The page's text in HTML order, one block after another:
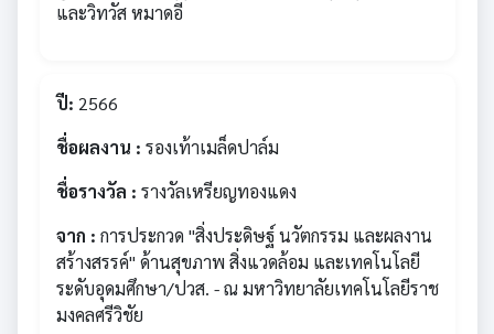
และวิทวัส หมาดอี
ปี: 2566
ชื่อผลงาน : รองเท้าเมล็ดปาล์ม
ชื่อรางวัล : รางวัลเหรียญทองแดง
จาก : การประกวด "สิ่งประดิษฐ์ นวัตกรรม และผลงาน
สร้างสรรค์" ด้านสุขภาพ สิ่งแวดล้อม และเทคโนโลยี
ระดับอุดมศึกษา/ปวส. - ณ มหาวิทยาลัยเทคโนโลยีราช
มงคลศรีวิชัย